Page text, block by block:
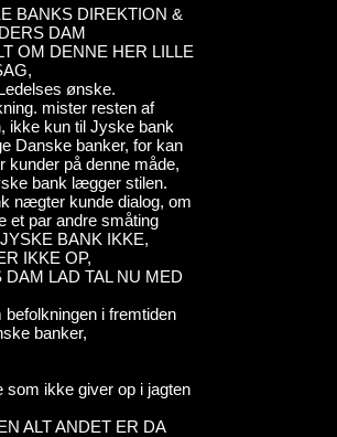
BANKS DIREKTION &
DAM
OM DENNE HER LILLE
ønske.
mister resten af
ikke kun til Jyske bank
Danske banker, for kan
kunder på denne måde,
bank lægger stilen.
nægter kunde dialog, om
et par andre småting
BANK IKKE,
IKKE OP,
LAD TAL NU MED
i fremtiden
banker,
som ikke giver op i jagten
ALT ANDET ER DA